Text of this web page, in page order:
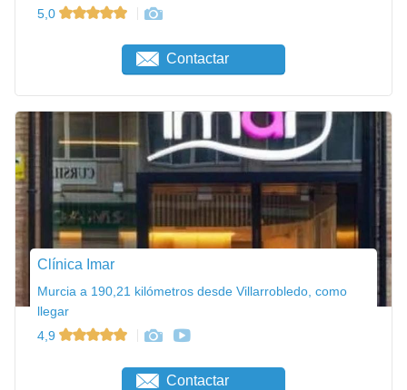
5,0
Contactar
Clínica Imar
Murcia a 190,21 kilómetros desde Villarrobledo, como
llegar
4,9
Contactar